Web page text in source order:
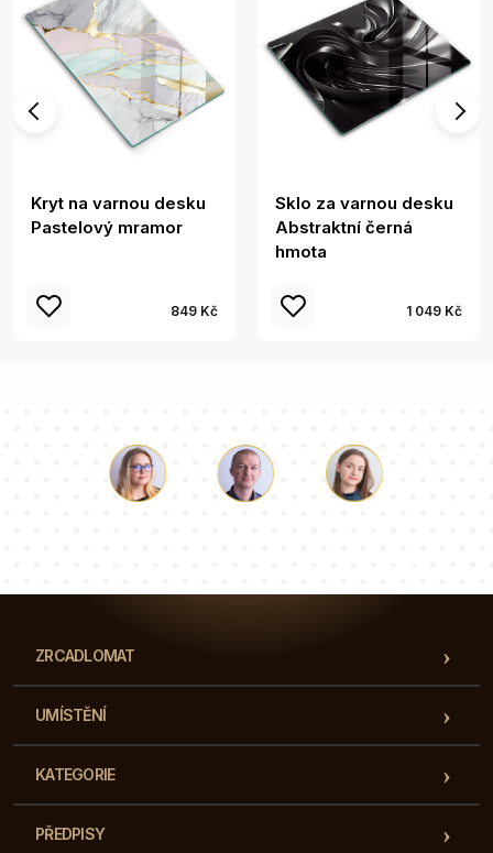
Kryt na varnou desku
Pastelový mramor
849 Kč
Sklo za varnou desku
Abstraktní černá
hmota
1 049 Kč
ZRCADLOMAT
UMÍSTĚNÍ
KATEGORIE
PŘEDPISY